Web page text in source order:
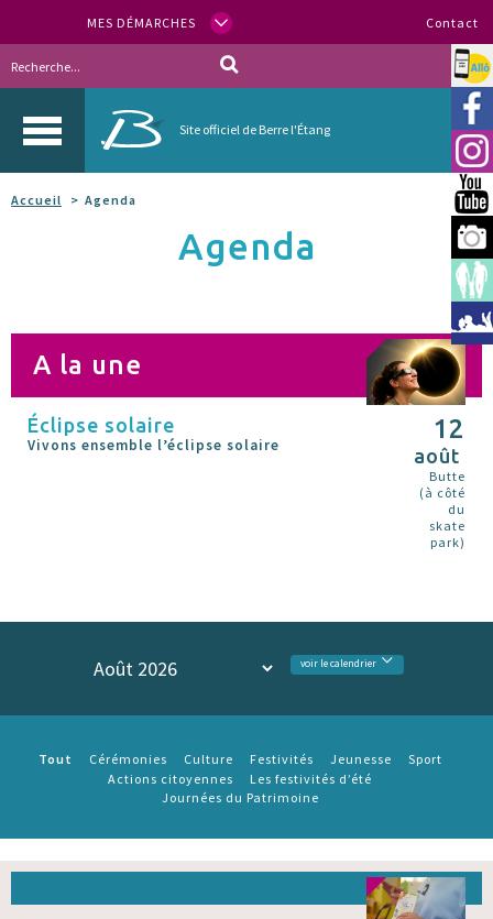
MES DÉMARCHES Contact
Site officiel de Berre l'Étang
Allo
Accueil Agenda
Agenda
A la une
Éclipse solaire
Vivons ensemble l’éclipse solaire
12
août
Butte
(à côté
du
skate
park)
voir le calendrier
Tout Cérémonies Culture Festivités Jeunesse
Sport
Actions citoyennes
Les festivités d’été
Journées du Patrimoine